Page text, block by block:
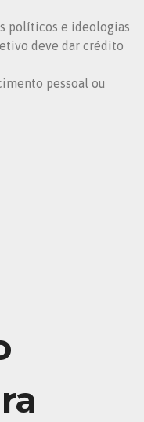
políticos e ideologias
deve dar crédito
pessoal ou